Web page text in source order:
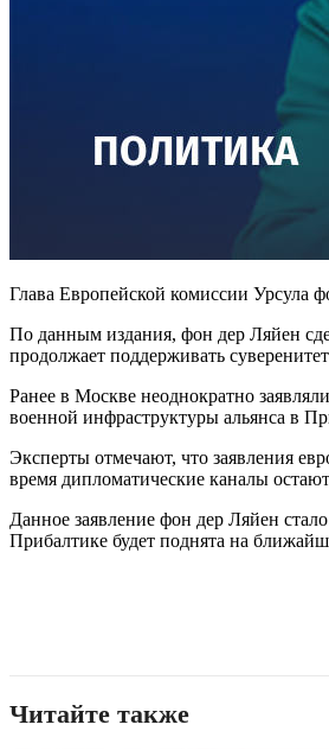
Глава Европейской комиссии Урсула
По данным издания, фон дер Ляйен
продолжает поддерживать
Ранее в Москве неоднократно
военной инфраструктуры альянса в
Эксперты отмечают, что заявления
время дипломатические каналы
Данное заявление фон дер Ляйен
Прибалтике будет поднята на
Читайте также